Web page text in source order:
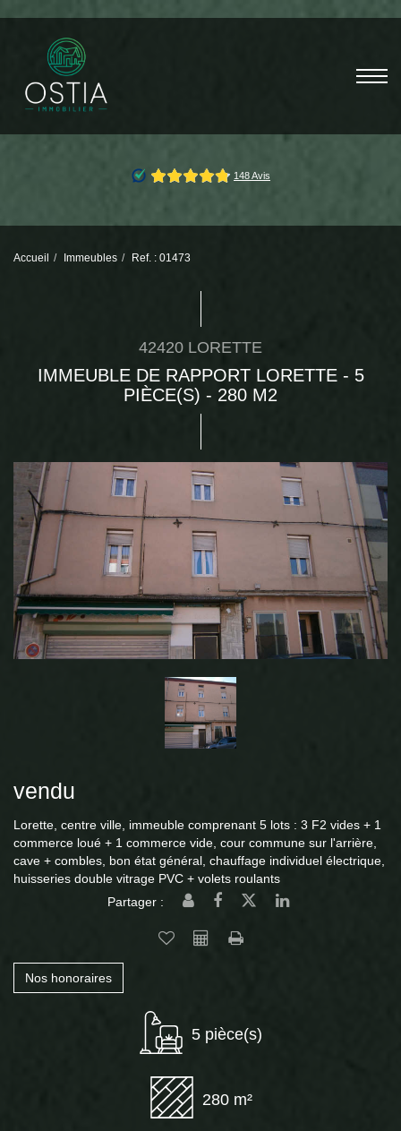
Accueil Immeubles Ref. : 01473
42420 LORETTE
IMMEUBLE DE RAPPORT LORETTE - 5
PIÈCE(S) - 280 M2
vendu
Lorette, centre ville, immeuble comprenant 5 lots : 3 F2 vides + 1
commerce loué + 1 commerce vide, cour commune sur l'arrière,
cave + combles, bon état général, chauffage individuel électrique,
huisseries double vitrage PVC + volets roulants
Partager :
Nos honoraires
5 pièce(s)
280 m²